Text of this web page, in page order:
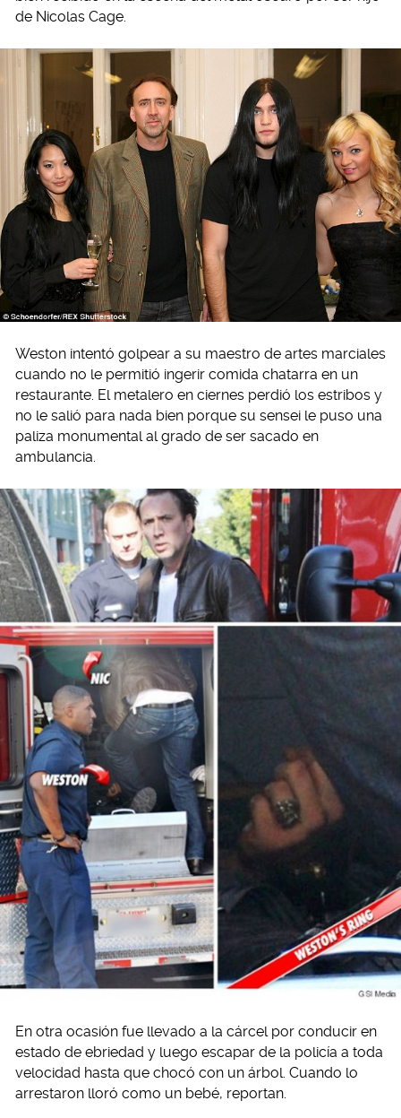
de Nicolas Cage.
Weston intentó golpear a su maestro de artes marciales
cuando no le permitió ingerir comida chatarra en un
restaurante. El metalero en ciernes perdió los estribos y
no le salió para nada bien porque su sensei le puso una
paliza monumental al grado de ser sacado en
ambulancia.
En otra ocasión fue llevado a la cárcel por conducir en
estado de ebriedad y luego escapar de la policía a toda
velocidad hasta que chocó con un árbol. Cuando lo
arrestaron lloró como un bebé, reportan.